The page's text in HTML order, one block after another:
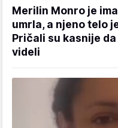
Merilin Monro je
umrla, a njeno telo
Pričali su kasnije
videli